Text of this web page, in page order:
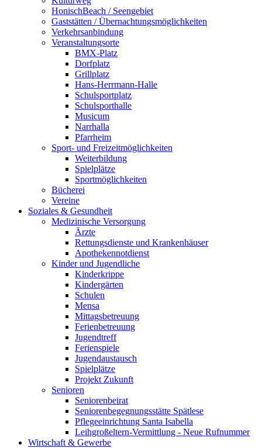
HonischBeach / Seengebiet
Gaststätten / Übernachtungsmöglichkeiten
Verkehrsanbindung
Veranstaltungsorte
BMX-Platz
Dorfplatz
Grillplatz
Hans-Herrmann-Halle
Schulsportplatz
Schulsporthalle
Musicum
Narrhalla
Pfarrheim
Sport- und Freizeitmöglichkeiten
Weiterbildung
Spielplätze
Sportmöglichkeiten
Bücherei
Vereine
Soziales & Gesundheit
Medizinische Versorgung
Ärzte
Rettungsdienste und Krankenhäuser
Apothekennotdienst
Kinder und Jugendliche
Kinderkrippe
Kindergärten
Schulen
Mensa
Mittagsbetreuung
Ferienbetreuung
Jugendtreff
Ferienspiele
Jugendaustausch
Spielplätze
Projekt Zukunft
Senioren
Seniorenbeirat
Seniorenbegegnungsstätte Spätlese
Pflegeeinrichtung Santa Isabella
Leihgroßeltern-Vermittlung - Neue Rufnummer
Wirtschaft & Gewerbe